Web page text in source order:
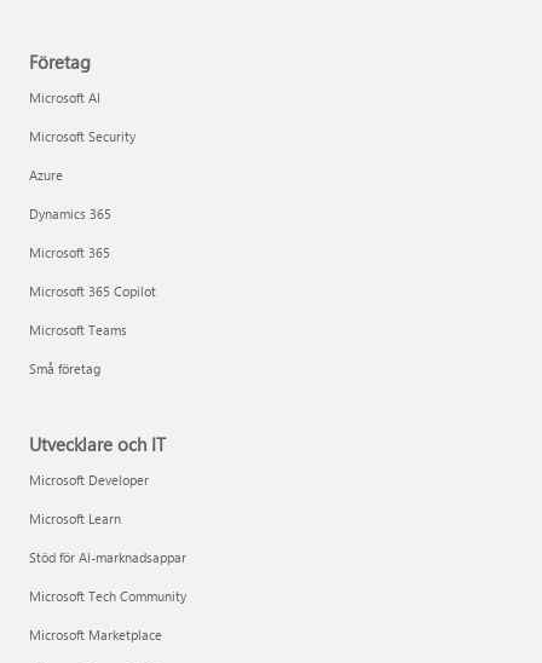
Företag
Microsoft AI
Microsoft Security
Azure
Dynamics 365
Microsoft 365
Microsoft 365 Copilot
Microsoft Teams
Små företag
Utvecklare och IT
Microsoft Developer
Microsoft Learn
Stöd för AI-marknadsappar
Microsoft Tech Community
Microsoft Marketplace